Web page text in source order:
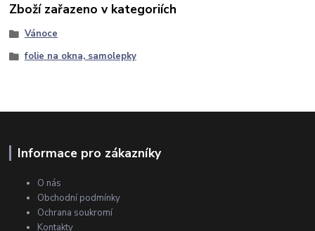
Zboží zařazeno v kategoriích
Vánoce
folie na okna, samolepky
Informace pro zákazníky
O nás
Obchodní podmínky
Ochrana soukromí
Kontakty